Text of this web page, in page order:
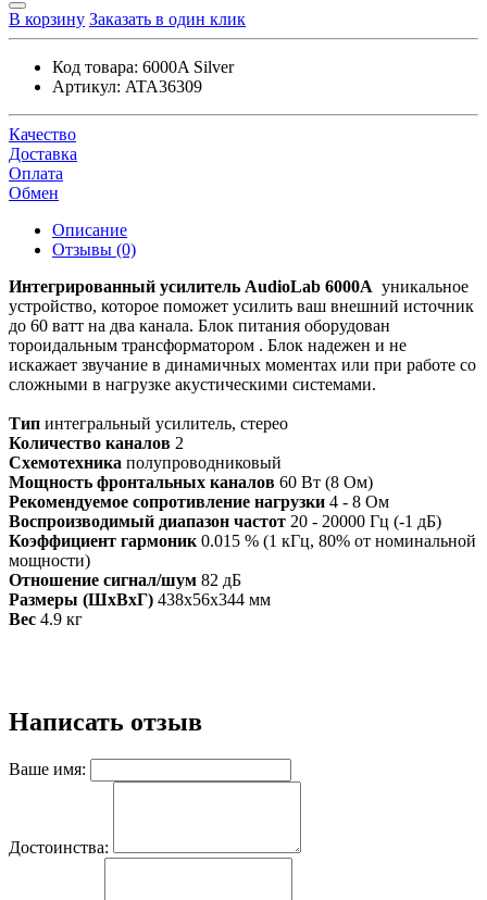
В корзину Заказать в один клик
Код товара: 6000A Silver
Артикул: ATA36309
Качество
Доставка
Оплата
Обмен
Описание
Отзывы (0)
Интегрированный усилитель AudioLab 6000A уникальное
устройство, которое поможет усилить ваш внешний источник
до 60 ватт на два канала. Блок питания оборудован
тороидальным трансформатором . Блок надежен и не
искажает звучание в динамичных моментах или при работе со
сложными в нагрузке акустическими системами.
Тип интегральный усилитель, стерео
Количество каналов 2
Схемотехника полупроводниковый
Мощность фронтальных каналов 60 Вт (8 Ом)
Рекомендуемое сопротивление нагрузки 4 - 8 Ом
Воспроизводимый диапазон частот 20 - 20000 Гц (-1 дБ)
Коэффициент гармоник 0.015 % (1 кГц, 80% от номинальной
мощности)
Отношение сигнал/шум 82 дБ
Размеры (ШхВхГ) 438x56x344 мм
Вес 4.9 кг
Написать отзыв
Ваше имя:
Достоинства: